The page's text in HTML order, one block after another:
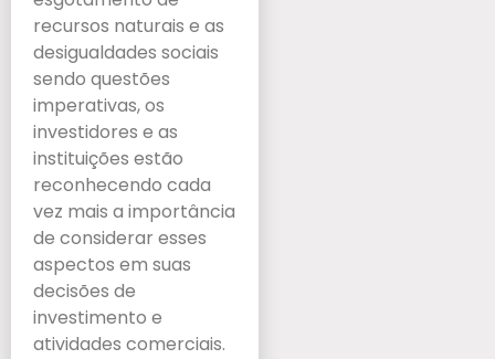
recursos naturais e as
desigualdades sociais
sendo questões
imperativas, os
investidores e as
instituições estão
reconhecendo cada
vez mais a importância
de considerar esses
aspectos em suas
decisões de
investimento e
atividades comerciais.